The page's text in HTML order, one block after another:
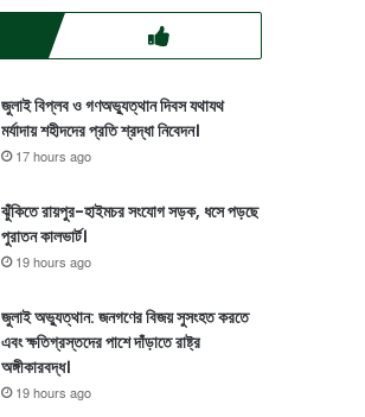
জুলাই বিপ্লব ও গণঅভ্যুত্থান দিবস যথাযথ
মর্যাদায় শহীদদের প্রতি শ্রদ্ধা নিবেদন।
17 hours ago
ঝুঁকিতে রায়পুর-হাইমচর সংযোগ সড়ক, ধসে পড়ছে
পুরাতন কালভার্ট।
19 hours ago
জুলাই অভ্যুত্থান: জনগণের বিজয় সুসংহত করতে
এবং ক্ষতিগ্রস্তদের পাশে দাঁড়াতে রাষ্ট্র
অঙ্গীকারবদ্ধ।
19 hours ago